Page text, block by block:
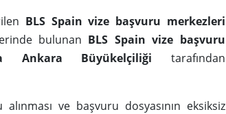
BLS Spain vize başvuru merkezleri
bulunan BLS Spain vize başvuru
Ankara Büyükelçiliği tarafından
ve başvuru dosyasının eksiksiz